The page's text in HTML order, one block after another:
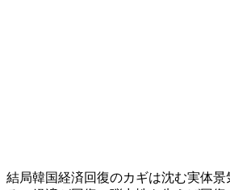
結局韓国経済回復のカギは沈む実体